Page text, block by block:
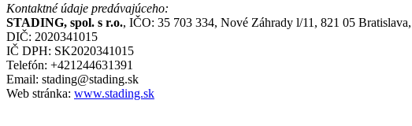
Kontaktné údaje predávajúceho:
STADING, spol. s r.o., IČO: 35 703 334, Nové Záhrady l/11, 821 05
DIČ: 2020341015
IČ DPH: SK2020341015
Telefón: +421244631391
Email: stading@stading.sk
Web stránka: www.stading.sk